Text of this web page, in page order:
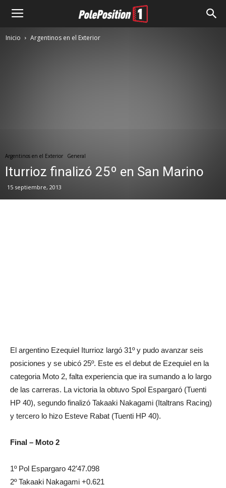
Inicio Argentinos en el Exterior
Argentinos en el Exterior General
Iturrioz finalizó 25º en San Marino
15 septiembre, 2013
El argentino Ezequiel Iturrioz largó 31º y pudo avanzar seis
posiciones y se ubicó 25º. Este es el debut de Ezequiel en la
categoria Moto 2, falta experiencia que ira sumando a lo largo
de las carreras. La victoria la obtuvo Spol Espargaró (Tuenti
HP 40), segundo finalizó Takaaki Nakagami (Italtrans Racing)
y tercero lo hizo Esteve Rabat (Tuenti HP 40).
Final – Moto 2
1º Pol Espargaro 42’47.098
2º Takaaki Nakagami +0.621